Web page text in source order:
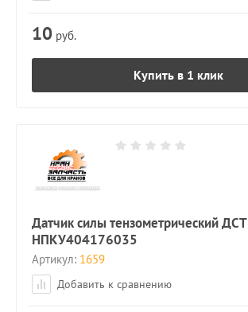
10 руб.
Купить в 1 клик
Датчик силы тензометрический ДСТ
НПКУ404176035
Артикул: 1659
Добавить к сравнению